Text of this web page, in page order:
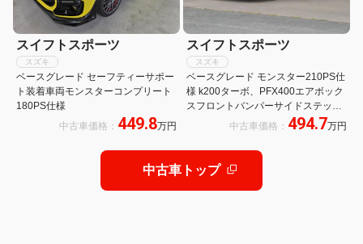
スイフトスポーツ
スズキ
ベースグレード セーフティーサポー
ト装着車両モンスターコンプリート
180PS仕様
中古車価格： 449.8万円
スイフトスポーツ
スズキ
ベースグレード モンスター210PS仕
様 k200ターボ、PFX400エアボック
スフロントバンパーサイドステップ
リヤバンパーリヤウイングKWサス
ペンションMSブレーキパッドブース
トメーターOSLSDMSホイール
中古車価格： 494.7万円
中古車トップ